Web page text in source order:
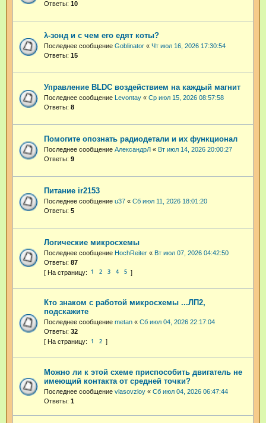
Ответы: 10
λ-зонд и с чем его едят коты?
Последнее сообщение Goblinator « Чт июл 16, 2026 17:30:54
Ответы: 15
Управление BLDC воздействием на каждый магнит
Последнее сообщение Levontay « Ср июл 15, 2026 08:57:58
Ответы: 8
Помогите опознать радиодетали и их функционал
Последнее сообщение АлександрЛ « Вт июл 14, 2026 20:00:27
Ответы: 9
Питание ir2153
Последнее сообщение u37 « Сб июл 11, 2026 18:01:20
Ответы: 5
Логические микросхемы
Последнее сообщение HochReiter « Вт июл 07, 2026 04:42:50
Ответы: 87
1 2 3 4 5
Кто знаком с работой микросхемы ...ЛП2,
подскажите
Последнее сообщение metan « Сб июл 04, 2026 22:17:04
Ответы: 32
1 2
Можно ли к этой схеме приспособить двигатель не
имеющий контакта от средней точки?
Последнее сообщение vlasovzloy « Сб июл 04, 2026 06:47:44
Ответы: 1